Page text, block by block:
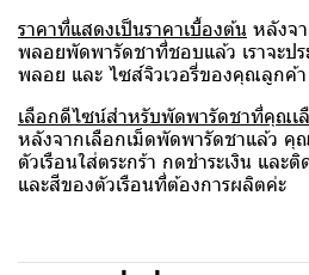
ราคาที่แสดงเป็นราคาเบื้องต้น หลังจ
พลอยพัดพารัดชาที่ชอบแล้ว เราจะป
พลอย และ ไซส์จิวเวอรี่ของคุณลูกค้า
เลือกดีไซน์สำหรับพัดพารัดชาที่คุณเ
หลังจากเลือกเม็ดพัดพารัดชาแล้ว คุ
ตัวเรือนใส่ตระกร้า กดชำระเงิน และ
และสีของตัวเรือนที่ต้องการผลิตค่ะ